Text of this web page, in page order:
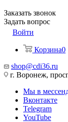
Заказать звонок
Задать вопрос
Войти
Корзина0
shop@cdi36.ru
г. Воронеж,
Мы в
Вконтакте
Telegram
YouTube